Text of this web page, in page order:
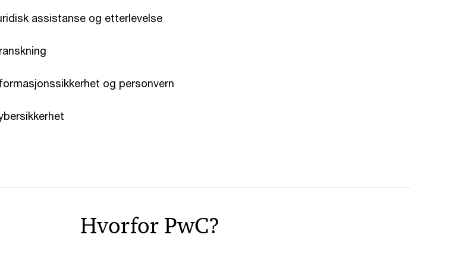
assistanse og etterlevelse
og personvern
Hvorfor PwC?